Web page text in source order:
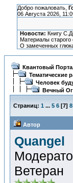
Добро пожаловать,
06 Августа 2026,
Новости: Книгу
Материалы
О замеченных
Квантовый
Тематические
Человек
Вечный
Страниц: 1 ... 5 6 [7] 8
Автор
Quangel
Ветеран